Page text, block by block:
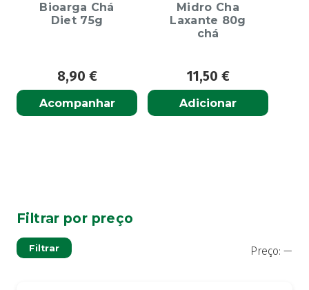
Bioarga Chá
Diet 75g
8,90 €
Acompanhar
Midro Cha
Laxante 80g
chá
11,50 €
Adicionar
Filtrar por preço
Filtrar Preço: —